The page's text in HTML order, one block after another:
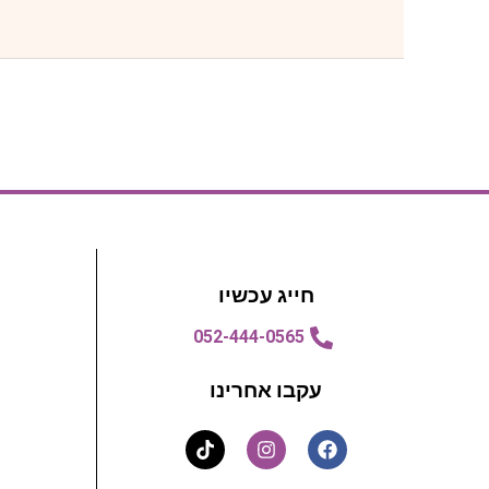
חייג עכשיו
052-444-0565
עקבו אחרינו